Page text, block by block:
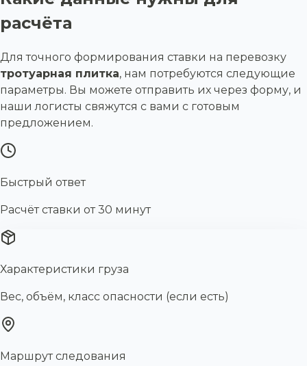
расчёта
Для точного формирования ставки на перевозку
тротуарная плитка, нам потребуются следующие
параметры. Вы можете отправить их через форму, и
наши логисты свяжутся с вами с готовым
предложением.
Быстрый ответ
Расчёт ставки от 30 минут
Характеристики груза
Вес, объём, класс опасности (если есть)
Маршрут следования